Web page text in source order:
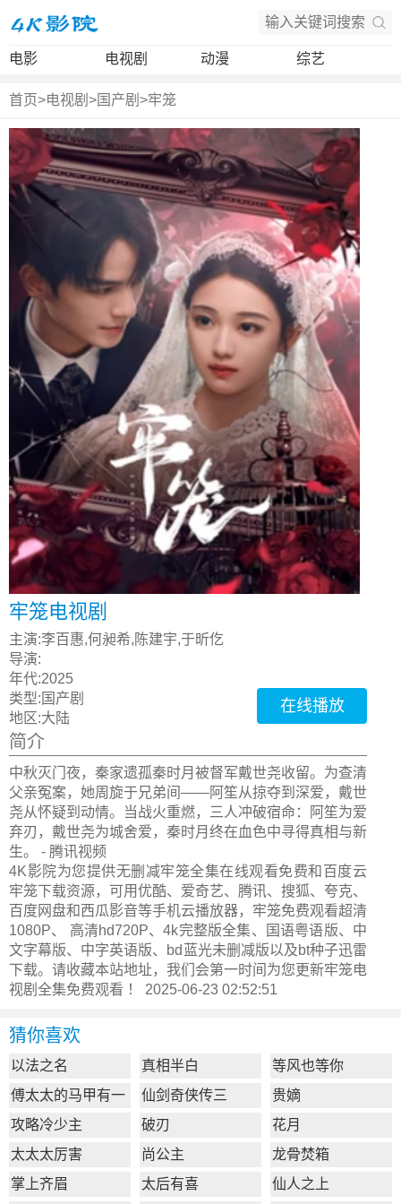
电影 电视剧 动漫 综艺
首页>电视剧 >国产剧 >牢笼
牢笼电视剧
主演:李百惠,何昶希,陈建宇,于昕仡
导演:
年代:2025
类型: 国产剧
地区:大陆
在线播放
简介
中秋灭门夜，秦家遗孤秦时月被督军戴世尧收留。为查清
父亲冤案，她周旋于兄弟间——阿笙从掠夺到深爱，戴世
尧从怀疑到动情。当战火重燃，三人冲破宿命：阿笙为爱
弃刃，戴世尧为城舍爱，秦时月终在血色中寻得真相与新
生。 - 腾讯视频
4K影院为您提供无删减牢笼全集在线观看免费和百度云
牢笼下载资源，可用优酷、爱奇艺、腾讯、搜狐、夸克、
百度网盘和西瓜影音等手机云播放器，牢笼免费观看超清
1080P、 高清hd720P、4k完整版全集、国语粤语版、中
文字幕版、中字英语版、bd蓝光未删减版以及bt种子迅雷
下载。请收藏本站地址，我们会第一时间为您更新牢笼电
视剧全集免费观看 ！ 2025-06-23 02:52:51
猜你喜欢
以法之名 真相半白
等风也等你
傅太太的马甲有一
点多
仙剑奇侠传三
贵嫡
攻略冷少主
破刃
花月
太太太厉害
尚公主
龙骨焚箱
掌上齐眉
太后有喜 仙人之上